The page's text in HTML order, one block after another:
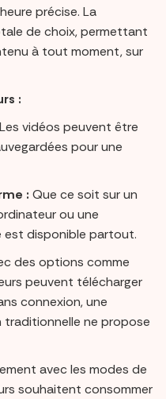
précise. La
de choix, permettant
à tout moment, sur
:
Les vidéos peuvent être
pour une
: Que ce soit sur un
ou une
est disponible partout.
des options comme
peuvent télécharger
connexion, une
ne propose
avec les modes de
souhaitent consommer